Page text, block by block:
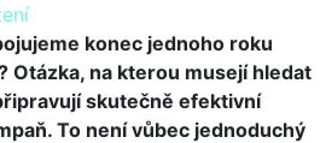
konec jednoho roku
Otázka, na kterou musejí hledat
skutečně efektivní
To není vůbec jednoduchý